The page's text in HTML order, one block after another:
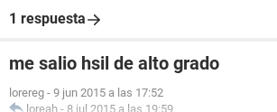
1 respuesta
me salio hsil de alto grado
lorereg - 9 jun 2015 a las 17:52
loreah - 8 jul 2015 a las 19:59